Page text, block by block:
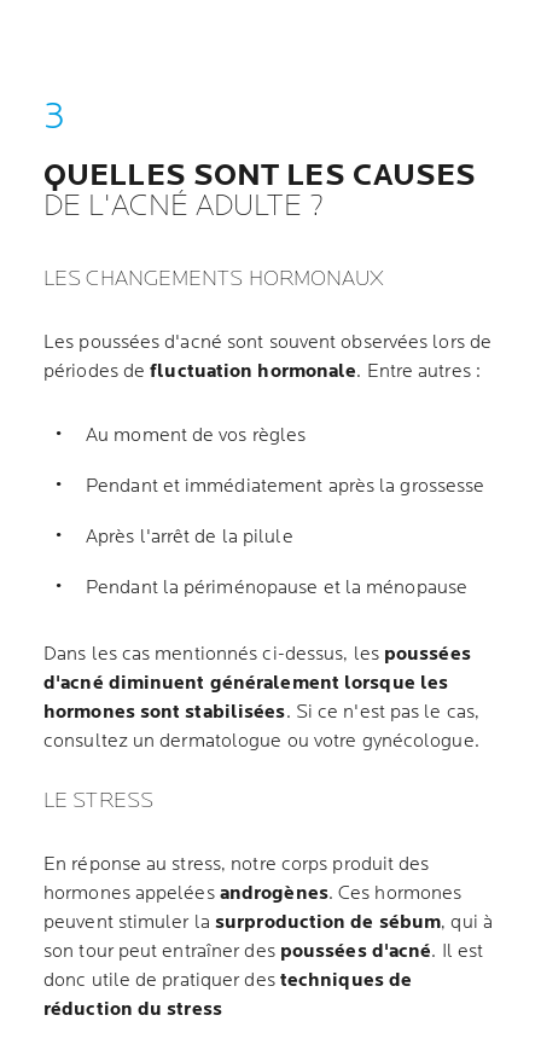
QUELLES SONT LES CAUSES
DE L'ACNÉ ADULTE ?
LES CHANGEMENTS HORMONAUX
Les poussées d'acné sont souvent observées lors de
périodes defluctuation hormonale. Entre autres :
Au moment de vos règles
Pendant et immédiatement après la grossesse
Après l'arrêt de la pilule
Pendant la périménopause et la ménopause
Dans les cas mentionnés ci-dessus, les poussées
d'acné diminuent généralement lorsque les
hormones sont stabilisées. Si ce n'est pas le cas,
consultez un dermatologue ou votre gynécologue.
LE STRESS
En réponse au stress, notre corps produit des
hormones appelées androgènes. Ces hormones
peuvent stimuler la surproduction de sébum, qui à
son tour peut entraîner des poussées d'acné. Il est
donc utile de pratiquer des techniques de
réduction du stress